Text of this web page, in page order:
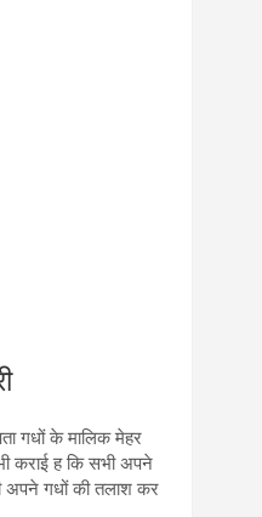
गधों के मालिक मेहर
कराई ह कि सभी अपने
अपने गधों की तलाश कर